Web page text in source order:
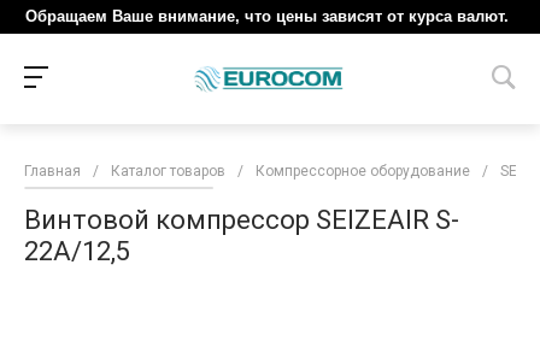
Обращаем Ваше внимание, что цены зависят от курса валют.
Главная / Каталог товаров / Компрессорное оборудование /
Винтовой компрессор SEIZEAIR S-
22A/12,5